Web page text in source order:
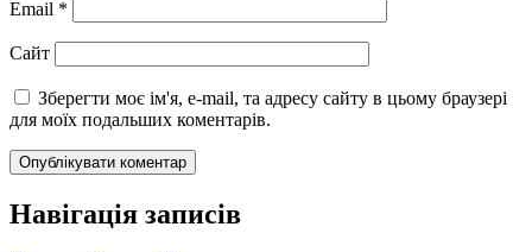
Email *
Сайт
Зберегти моє ім'я, e-mail, та адресу сайту в цьому браузері
для моїх подальших коментарів.
Навігація записів